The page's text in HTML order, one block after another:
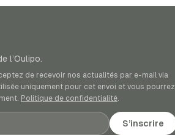
l’Oulipo.
de recevoir nos actualités par e-mail via
uniquement pour cet envoi et vous pourrez
Politique de confidentialité.
S’inscrire